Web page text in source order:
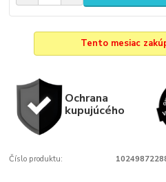
Tento mesiac
Ochrana
kupujúcého
Číslo produktu: